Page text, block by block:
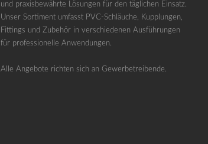
und praxisbewährte Lösungen für den täglichen Einsatz.
Unser Sortiment umfasst PVC-Schläuche, Kupplungen,
Fittings und Zubehör in verschiedenen Ausführungen
für professionelle Anwendungen.
Alle Angebote richten sich an Gewerbetreibende.